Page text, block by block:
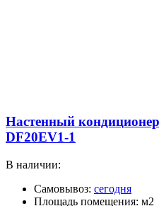
Настенный
DF20EV1-1
В наличии:
Самовывоз: сегодня
Площадь помещения: м2